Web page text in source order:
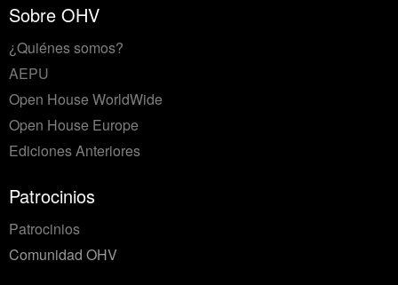
Sobre OHV
¿Quiénes somos?
AEPU
Open House WorldWide
Open House Europe
Ediciones Anteriores
Patrocinios
Patrocinios
Comunidad OHV